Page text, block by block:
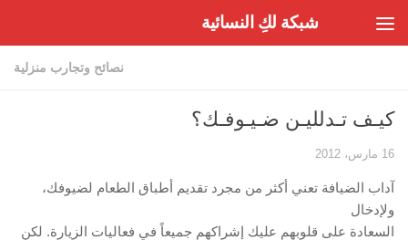
شبكة لكِ النسائية
نصائح وتجارب منزلية
كيـف تـدلليـن ضـيـوفـك؟
16 مارس، 2012
آداب الضيافة تعني أكثر من مجرد تقديم أطباق الطعام لضيوفك،
ولإدخال
السعادة على قلوبهم عليك إشراكهم جميعاً في فعاليات الزيارة. لكن